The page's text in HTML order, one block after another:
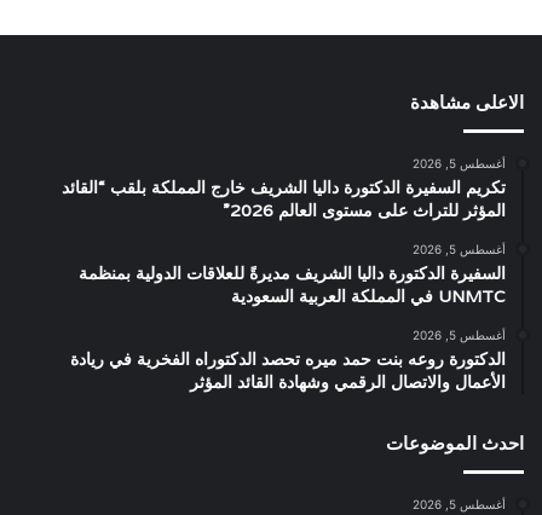
الاعلى مشاهدة
أغسطس 5, 2026
تكريم السفيرة الدكتورة داليا الشريف خارج المملكة بلقب “القائد
المؤثر للتراث على مستوى العالم 2026”
أغسطس 5, 2026
السفيرة الدكتورة داليا الشريف مديرةً للعلاقات الدولية بمنظمة
UNMTC في المملكة العربية السعودية
أغسطس 5, 2026
الدكتورة روعه بنت حمد ميره تحصد الدكتوراه الفخرية في ريادة
الأعمال والاتصال الرقمي وشهادة القائد المؤثر
احدث الموضوعات
أغسطس 5, 2026